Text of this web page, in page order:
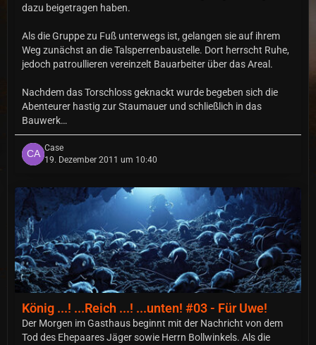
dazu beigetragen haben.
Als die Gruppe zu Fuß unterwegs ist, gelangen sie auf ihrem
Weg zunächst an die Talsperrenbaustelle. Dort herrscht Ruhe,
jedoch patroullieren vereinzelt Bauarbeiter über das Areal.
Nachdem das Torschloss geknackt wurde begeben sich die
Abenteurer hastig zur Staumauer und schließlich in das
Bauwerk…
Case
19. Dezember 2011 um 10:40
König ...! ...Reich ...! ...unten! #03 - Für Uwe!
Der Morgen im Gasthaus beginnt mit der Nachricht von dem
Tod des Ehepaares Jäger sowie Herrn Bollwinkels. Als die